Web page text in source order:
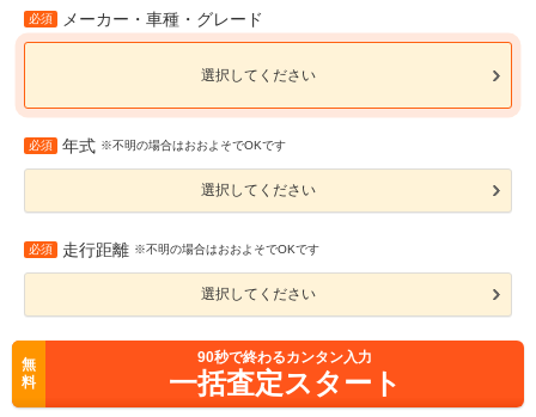
必須 メーカー・車種・グレード
選択してください
必須 年式 ※不明の場合はおおよそでOKです
選択してください
必須 走行距離 ※不明の場合はおおよそでOKです
選択してください
無
料
90秒で終わるカンタン入力
一括査定スタート